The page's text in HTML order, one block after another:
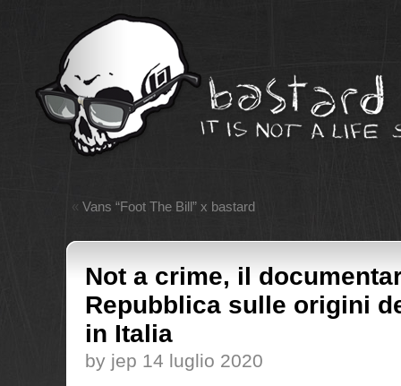
« Vans “Foot The Bill” x bastard
Not a crime, il
Repubblica sulle origini
in Italia
by jep 14 luglio 2020